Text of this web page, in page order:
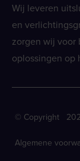
Wij leveren
en
zorgen wij voor
oplossingen op
© Copyright
Algemene